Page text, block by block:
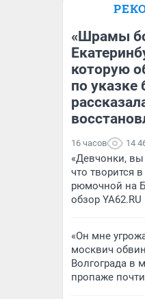
«Шрамы
которую
по указке
16 часов 14
«Девчонки, вы
что творится
рюмочной на
обзор YA62.RU
«Он мне
москвич
Волгограда в
пропаже